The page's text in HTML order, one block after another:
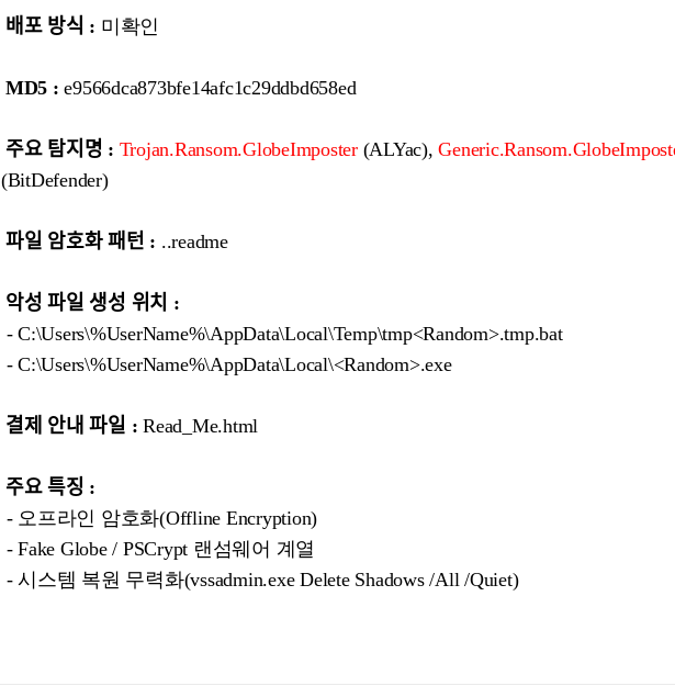
배포 방식 : 미확인
MD5 : e9566dca873bfe14afc1c29ddbd658ed
주요 탐지명 : Trojan.Ransom.GlobeImposter(ALYac),
(BitDefender)
파일 암호화 패턴 : ..readme
악성 파일 생성 위치 :
- C:\Users\%UserName%\AppData\Local\Temp\tmp<Random>.tmp.bat
- C:\Users\%UserName%\AppData\Local\<Random>.exe
결제 안내 파일 : Read_Me.html
주요 특징 :
- 오프라인 암호화(Offline Encryption)
- Fake Globe / PSCrypt 랜섬웨어 계열
- 시스템 복원 무력화(vssadmin.exe Delete Shadows /All /Quiet)